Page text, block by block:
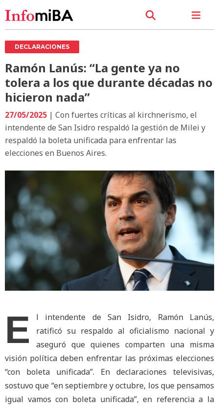
DECLARACIONES
Ramón Lanús: “La gente ya no
tolera a los que durante décadas no
hicieron nada”
27/05/2025 | Con fuertes críticas al kirchnerismo, el
intendente de San Isidro respaldó la gestión de Milei y
respaldó la boleta unificada para enfrentar las
elecciones en Buenos Aires.
E
l intendente de San Isidro, Ramón Lanús,
ratificó su respaldo al oficialismo nacional y
aseguró que quienes comparten una misma
visión política deben enfrentar las próximas elecciones
“con boleta unificada”. En declaraciones televisivas,
sostuvo que “en septiembre y octubre, los que pensamos
igual vamos con boleta unificada”, en referencia a la